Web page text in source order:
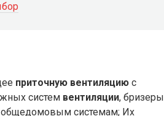
приточную вентиляцию с
систем вентиляции, бризеры
общедомовым системам; Их